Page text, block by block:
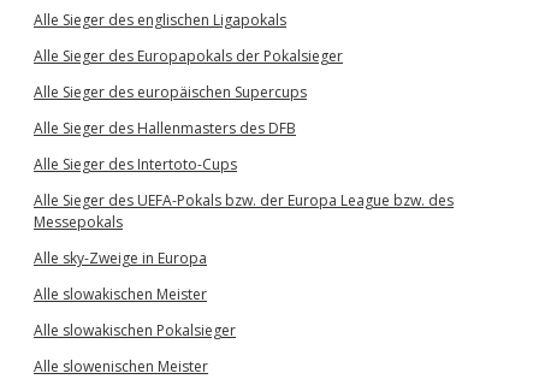
Alle Sieger des englischen Ligapokals
Alle Sieger des Europapokals der Pokalsieger
Alle Sieger des europäischen Supercups
Alle Sieger des Hallenmasters des DFB
Alle Sieger des Intertoto-Cups
Alle Sieger des UEFA-Pokals bzw. der Europa League bzw. des
Messepokals
Alle sky-Zweige in Europa
Alle slowakischen Meister
Alle slowakischen Pokalsieger
Alle slowenischen Meister